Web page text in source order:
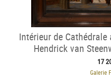
Intérieur de
Hendrick van
17
Galerie